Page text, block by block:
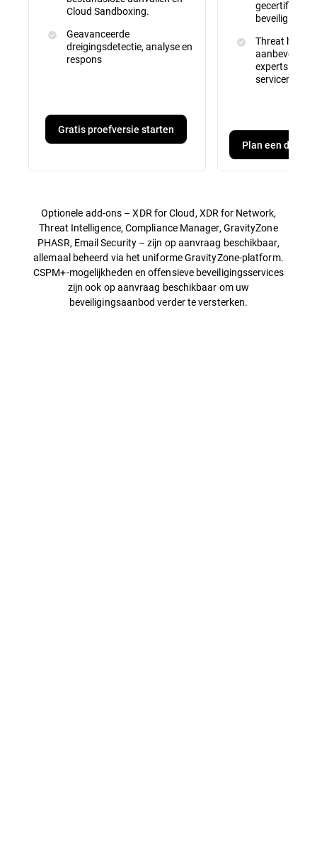
Cloud Sandboxing.
Geavanceerde
dreigingsdetectie, analyse en
respons
Gratis proefversie starten
Threat
experts en
Plan een demo
Optionele add-ons – XDR for Cloud, XDR for Network,
Threat Intelligence, Compliance Manager, GravityZone
PHASR, Email Security – zijn op aanvraag beschikbaar,
allemaal beheerd via het uniforme GravityZone-platform.
CSPM+-mogelijkheden en offensieve beveiligingsservices
zijn ook op aanvraag beschikbaar om uw
beveiligingsaanbod verder te versterken.